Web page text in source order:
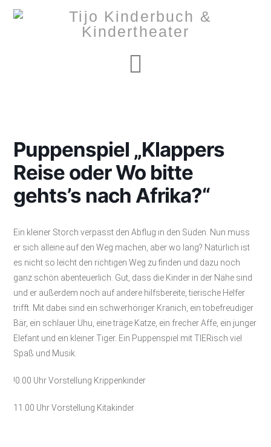
Puppenspiel „Klappers
Reise oder Wo bitte
gehts’s nach Afrika?“
Ein kleiner Storch verpasst den Abflug in den Süden. Nun muss
er sich alleine auf den Weg machen, aber wo lang? Natürlich ist
es nicht so leicht den richtigen Weg zu finden und dazu noch
ganz schön abenteuerlich. Gut, dass die Kinder in der Nähe sind
und er außerdem noch auf andere hilfsbereite, tierische Helfer
trifft. Mit dabei sind ein schwerhöriger Kranich, ein tobefreudiger
Bär, ein schlauer Uhu, eine träge Katze, ein frecher Affe, ein junger
Elefant und ein kleiner Tiger. Ein Puppenspiel mit TIERisch viel
Spaß und Musik.
!0.00 Uhr Vorstellung Krippenkinder
11.00 Uhr Vorstellung Kitakinder